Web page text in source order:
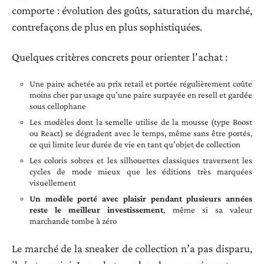
comporte : évolution des goûts, saturation du marché,
contrefaçons de plus en plus sophistiquées.
Quelques critères concrets pour orienter l’achat :
Une paire achetée au prix retail et portée régulièrement coûte
moins cher par usage qu’une paire surpayée en resell et gardée
sous cellophane
Les modèles dont la semelle utilise de la mousse (type Boost
ou React) se dégradent avec le temps, même sans être portés,
ce qui limite leur durée de vie en tant qu’objet de collection
Les coloris sobres et les silhouettes classiques traversent les
cycles de mode mieux que les éditions très marquées
visuellement
Un modèle porté avec plaisir pendant plusieurs années
reste le meilleur investissement, même si sa valeur
marchande tombe à zéro
Le marché de la sneaker de collection n’a pas disparu,